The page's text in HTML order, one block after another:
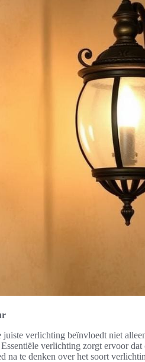
verlichting beïnvloedt niet
verlichting zorgt ervoor
na te denken over het soort